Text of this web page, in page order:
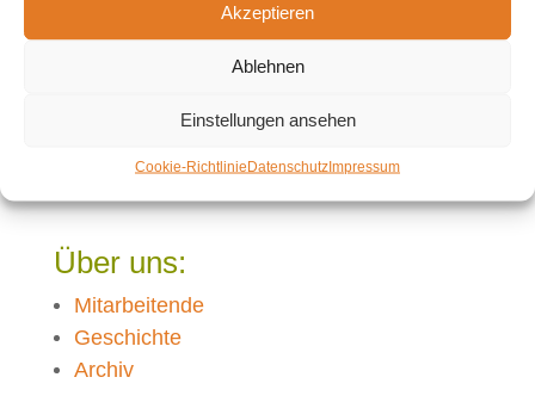
Akzeptieren
Ablehnen
Einstellungen ansehen
Cookie-RichtlinieDatenschutzImpressum
Allgemeines:
Cookie-Richtlinien
Über uns:
Mitarbeitende
Geschichte
Archiv